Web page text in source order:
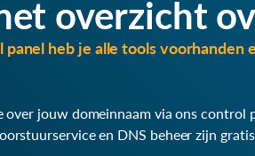
overzicht
heb je alle tools
jouw domeinnaam via ons control
en DNS beheer zijn gratis